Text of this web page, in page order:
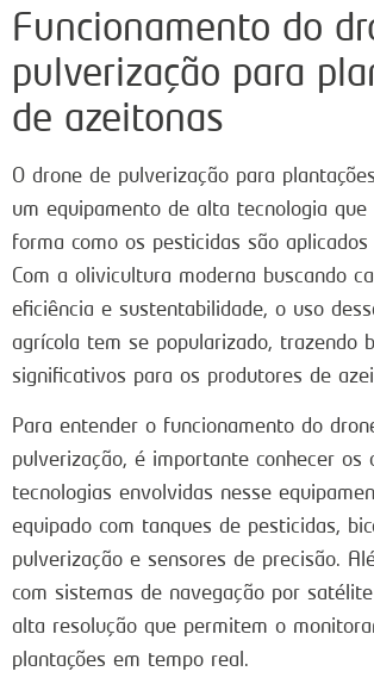
Funcionamento do
pulverização para
de azeitonas
O drone de pulverização para
um equipamento de alta tecnologia que
forma como os pesticidas são aplicados
Com a olivicultura moderna buscando
eficiência e sustentabilidade, o uso
agrícola tem se popularizado, trazendo
significativos para os produtores de
Para entender o funcionamento do
pulverização, é importante conhecer os
tecnologias envolvidas nesse
equipado com tanques de pesticidas,
pulverização e sensores de precisão.
com sistemas de navegação por
alta resolução que permitem o
plantações em tempo real.